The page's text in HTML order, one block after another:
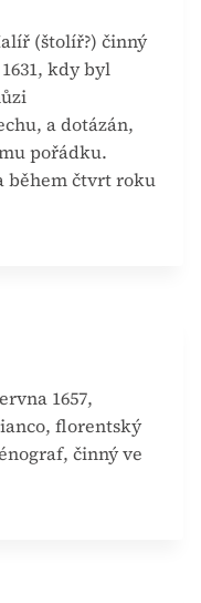
(štolíř?) činný
kdy byl
a dotázán,
pořádku.
během čtvrt roku
1657,
florentský
činný ve